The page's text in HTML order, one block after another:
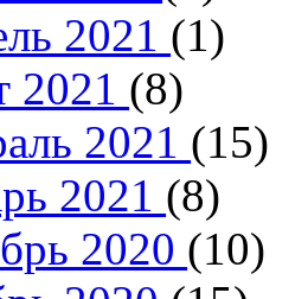
2021 (1)
2021 (8)
2021 (15)
2021 (8)
2020 (10)